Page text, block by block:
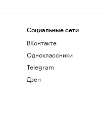
Социальные сети
ВКонтакте
Одноклассники
Telegram
Дзен